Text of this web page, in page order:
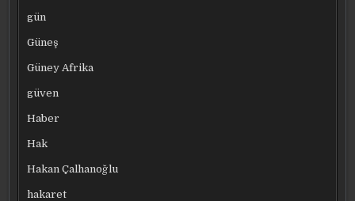
gün
Güneş
Güney Afrika
güven
Haber
Hak
Hakan Çalhanoğlu
hakaret